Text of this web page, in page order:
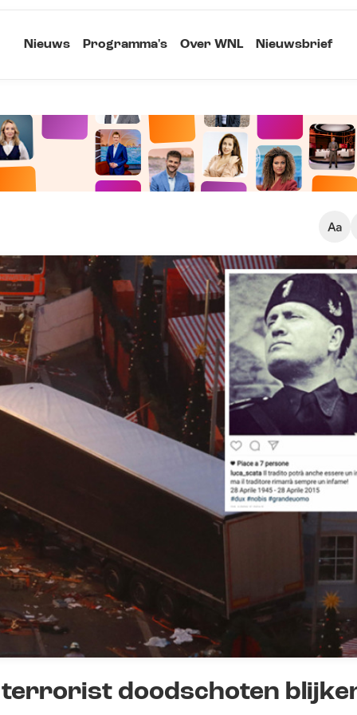
Nieuws Programma's Over WNL Nieuwsbrief
Klein
Standaard
Groot
Kopieer link
terrorist doodschoten